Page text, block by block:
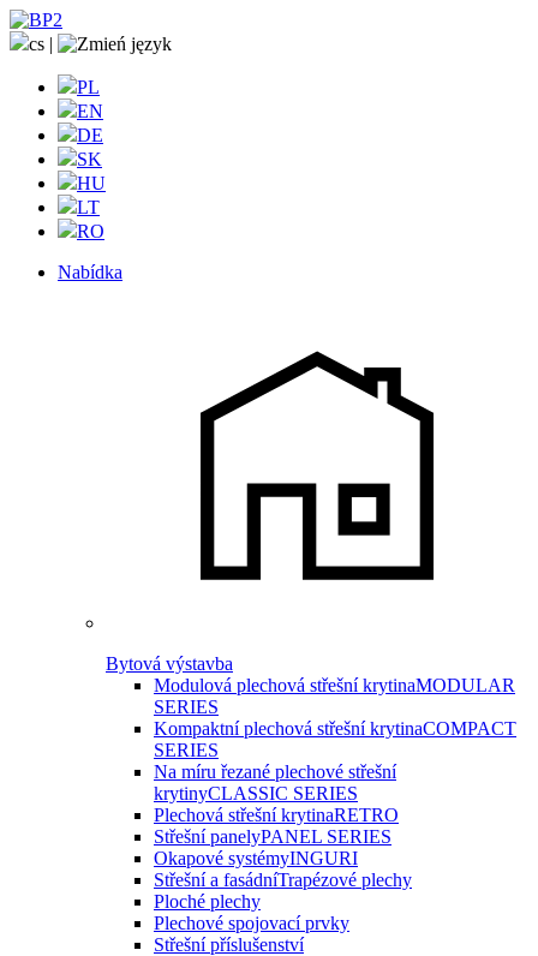
cs |
PL
EN
DE
SK
HU
LT
RO
Nabídka
Bytová výstavba
Modulová plechová střešní krytinaMODULAR
SERIES
Kompaktní plechová střešní krytinaCOMPACT
SERIES
Na míru řezané plechové střešní
krytinyCLASSIC SERIES
Plechová střešní krytinaRETRO
Střešní panelyPANEL SERIES
Okapové systémyINGURI
Střešní a fasádníTrapézové plechy
Ploché plechy
Plechové spojovací prvky
Střešní příslušenství